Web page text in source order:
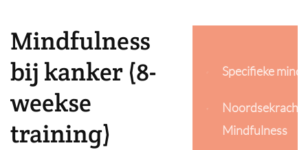
Mindfulness
bij kanker (8-
weekse
training)
Specifieke
Noordsekracht
Mindfulness